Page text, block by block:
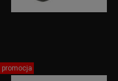
promocja